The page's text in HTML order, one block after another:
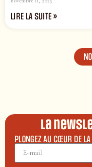
LIRE LA SUITE »
La
PLONGEZ AU CŒUR DE